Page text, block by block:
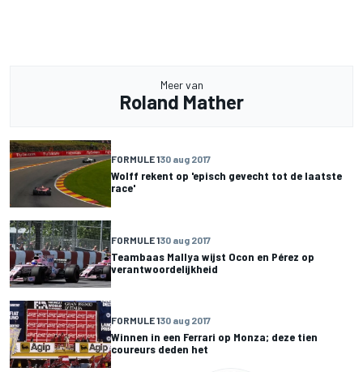
Meer van
Roland Mather
FORMULE 130 aug 2017
Wolff rekent op 'episch gevecht tot de laatste
race'
FORMULE 130 aug 2017
Teambaas Mallya wijst Ocon en Pérez op
verantwoordelijkheid
FORMULE 130 aug 2017
Winnen in een Ferrari op Monza; deze tien
coureurs deden het